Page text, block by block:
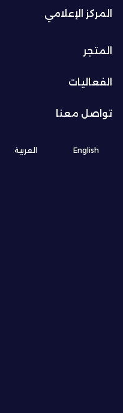
المركز الإعلامي
المتجر
الفعاليات
تواصل معنا
English العربية
الظفرة ضيفًا
يخوض الفريق الأول
مواجهة مهمة
على استاد استاد
ضمن منافسات